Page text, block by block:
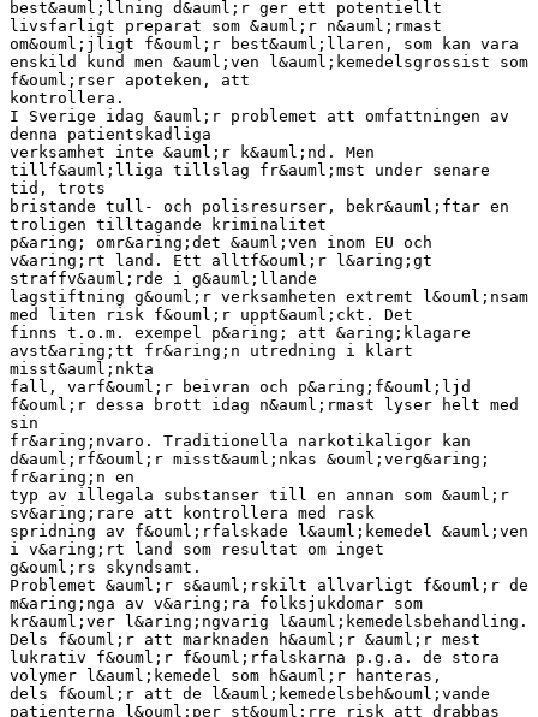
best&auml;llning d&auml;r ger ett potentiellt
livsfarligt preparat som &auml;r n&auml;rmast
om&ouml;jligt f&ouml;r best&auml;llaren, som kan vara
enskild kund men &auml;ven l&auml;kemedelsgrossist som
f&ouml;rser apoteken, att
kontrollera.
I Sverige idag &auml;r problemet att omfattningen av
denna patientskadliga
verksamhet inte &auml;r k&auml;nd. Men
tillf&auml;lliga tillslag fr&auml;mst under senare
tid, trots
bristande tull- och polisresurser, bekr&auml;ftar en
troligen tilltagande kriminalitet
p&aring; omr&aring;det &auml;ven inom EU och
v&aring;rt land. Ett alltf&ouml;r l&aring;gt
straffv&auml;rde i g&auml;llande
lagstiftning g&ouml;r verksamheten extremt l&ouml;nsam
med liten risk f&ouml;r uppt&auml;ckt. Det
finns t.o.m. exempel p&aring; att &aring;klagare
avst&aring;tt fr&aring;n utredning i klart
misst&auml;nkta
fall, varf&ouml;r beivran och p&aring;f&ouml;ljd
f&ouml;r dessa brott idag n&auml;rmast lyser helt med
sin
fr&aring;nvaro. Traditionella narkotikaligor kan
d&auml;rf&ouml;r misst&auml;nkas &ouml;verg&aring;
fr&aring;n en
typ av illegala substanser till en annan som &auml;r
sv&aring;rare att kontrollera med rask
spridning av f&ouml;rfalskade l&auml;kemedel &auml;ven
i v&aring;rt land som resultat om inget
g&ouml;rs skyndsamt.
Problemet &auml;r s&auml;rskilt allvarligt f&ouml;r de
m&aring;nga av v&aring;ra folksjukdomar som
kr&auml;ver l&aring;ngvarig l&auml;kemedelsbehandling.
Dels f&ouml;r att marknaden h&auml;r &auml;r mest
lukrativ f&ouml;r f&ouml;rfalskarna p.g.a. de stora
volymer l&auml;kemedel som h&auml;r hanteras,
dels f&ouml;r att de l&auml;kemedelsbeh&ouml;vande
patienterna l&ouml;per st&ouml;rre risk att drabbas